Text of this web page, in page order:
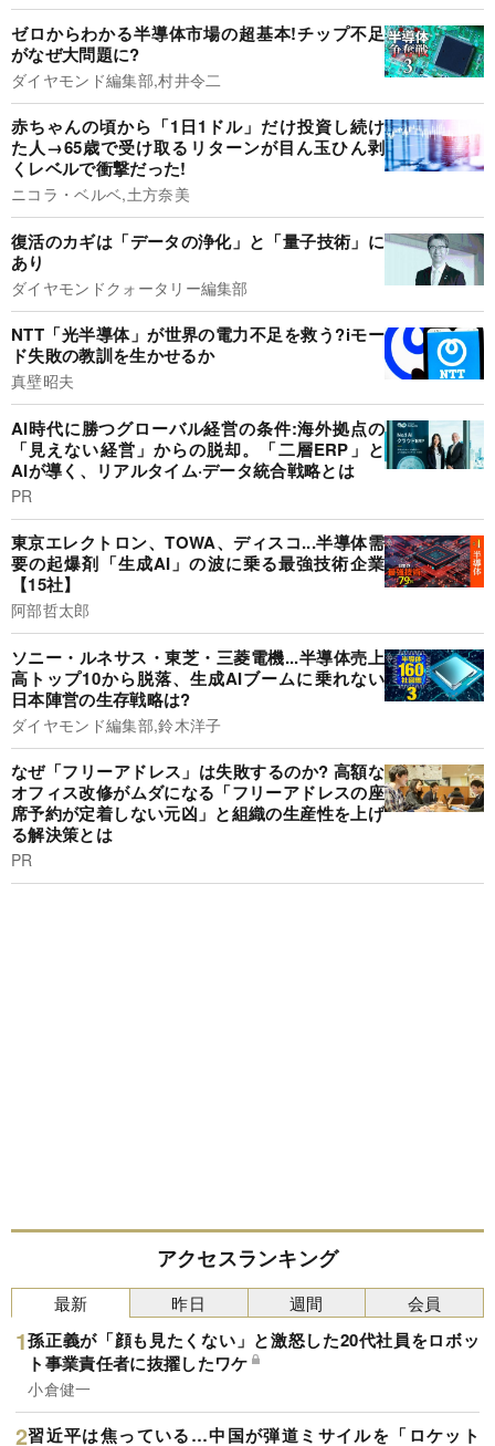
ゼロからわかる半導体市場の超基本!チップ不足
がなぜ大問題に?
ダイヤモンド編集部,村井令二
赤ちゃんの頃から「1日1ドル」だけ投資し続け
た人→65歳で受け取るリターンが目ん玉ひん剥
くレベルで衝撃だった!
ニコラ・ベルベ,土方奈美
復活のカギは「データの浄化」と「量子技術」に
あり
ダイヤモンドクォータリー編集部
NTT「光半導体」が世界の電力不足を救う?iモー
ド失敗の教訓を生かせるか
真壁昭夫
AI時代に勝つグローバル経営の条件:海外拠点の
「見えない経営」からの脱却。「二層ERP」と
AIが導く、リアルタイム·データ統合戦略とは
PR
東京エレクトロン、TOWA、ディスコ...半導体需
要の起爆剤「生成AI」の波に乗る最強技術企業
【15社】
阿部哲太郎
ソニー・ルネサス・東芝・三菱電機...半導体売上
高トップ10から脱落、生成AIブームに乗れない
日本陣営の生存戦略は?
ダイヤモンド編集部,鈴木洋子
なぜ「フリーアドレス」は失敗するのか? 高額な
オフィス改修がムダになる「フリーアドレスの座
席予約が定着しない元凶」と組織の生産性を上げ
る解決策とは
PR
アクセスランキング
最新
孫正義が「顔も見たくない」と激怒した20代社員をロボッ
ト事業責任者に抜擢したワケ
小倉健一
習近平は焦っている…中国が弾道ミサイルを「ロケット
昨日 週間 会員